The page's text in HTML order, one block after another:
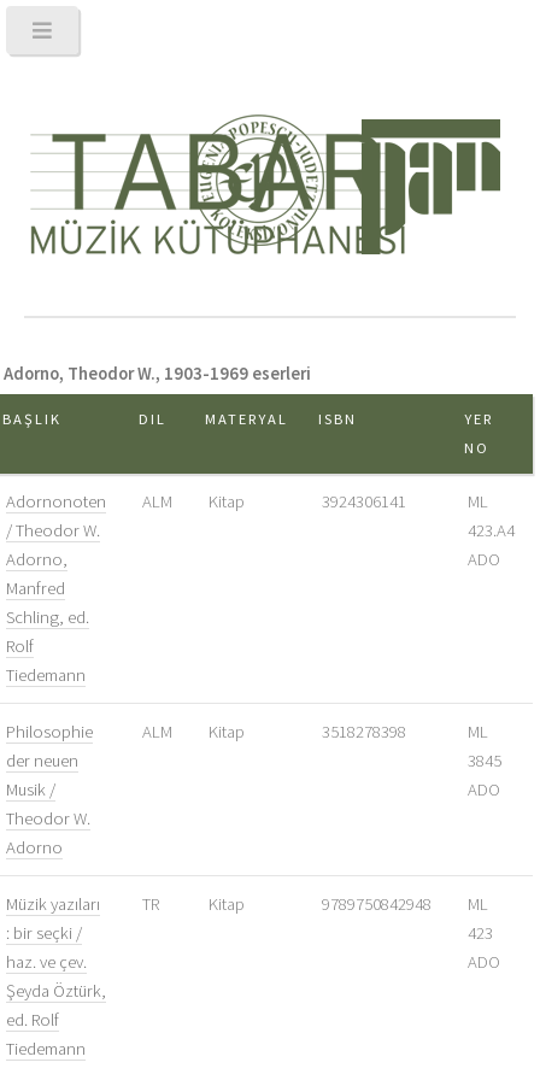
Adorno, Theodor W., 1903-1969 eserleri
BAŞLIK DIL MATERYAL ISBN
YER
NO
Adornonoten
/ Theodor W.
Adorno,
Manfred
Schling, ed.
Rolf
Tiedemann
ALM Kitap 3924306141
ML
423.A4
ADO
Philosophie
der neuen
Musik /
Theodor W.
Adorno
ALM Kitap 3518278398
ML
3845
ADO
Müzik yazıları
: bir seçki /
haz. ve çev.
Şeyda Öztürk,
ed. Rolf
Tiedemann
TR Kitap 9789750842948
ML
423
ADO